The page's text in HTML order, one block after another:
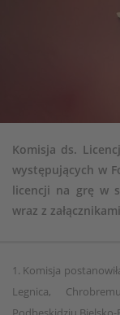
Komisja ds.
występujących w
licencji na grę w
wraz z
1. Komisja
Legnica,